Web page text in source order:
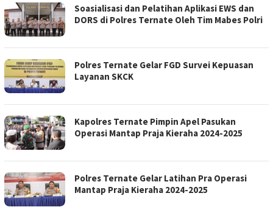
Soasialisasi dan Pelatihan Aplikasi EWS dan
DORS di Polres Ternate Oleh Tim Mabes Polri
Polres Ternate Gelar FGD Survei Kepuasan
Layanan SKCK
Kapolres Ternate Pimpin Apel Pasukan
Operasi Mantap Praja Kieraha 2024-2025
Polres Ternate Gelar Latihan Pra Operasi
Mantap Praja Kieraha 2024-2025